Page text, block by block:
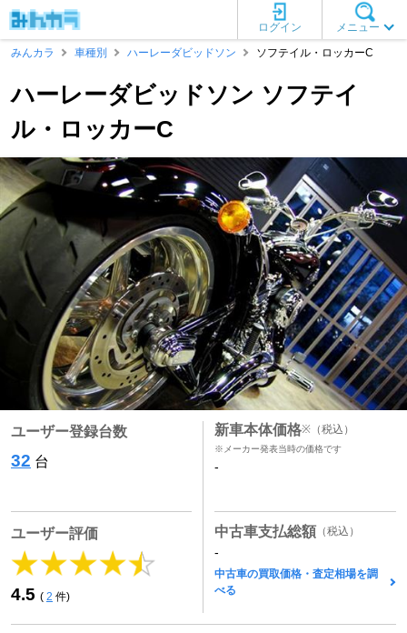
メニュー
ログイン
みんカラ
車種別 ハーレーダビッドソン ソフテイル・ロッカーC
ハーレーダビッドソン ソフテイ
ル・ロッカーC
ユーザー登録台数
32 台
ユーザー評価
4.5 ( 2 件)
新車本体価格※ （税込）
※メーカー発表当時の価格です
-
中古車支払総額 （税込）
-
中古車の買取価格・査定相場を調
べる